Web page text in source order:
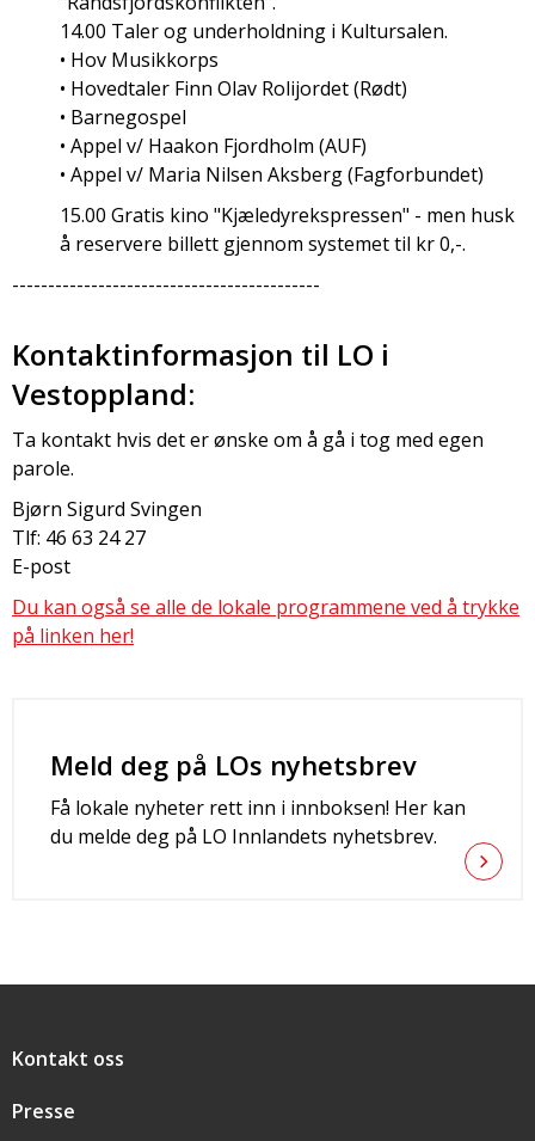
14.00 Taler og underholdning i Kultursalen.
• Hov Musikkorps
• Hovedtaler Finn Olav Rolijordet (Rødt)
• Barnegospel
• Appel v/ Haakon Fjordholm (AUF)
• Appel v/ Maria Nilsen Aksberg (Fagforbundet)
15.00 Gratis kino "Kjæledyrekspressen" - men husk
å reservere billett gjennom systemet til kr 0,-.
-------------------------------------------
Kontaktinformasjon til LO i
Vestoppland:
Ta kontakt hvis det er ønske om å gå i tog med egen
parole.
Bjørn Sigurd Svingen
Tlf: 46 63 24 27
E-post
Du kan også se alle de lokale programmene ved å trykke
på linken her!
Meld deg på LOs nyhetsbrev
Få lokale nyheter rett inn i innboksen! Her kan
du melde deg på LO Innlandets nyhetsbrev.
Snarveier
Kontakt oss
Presse